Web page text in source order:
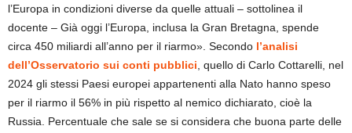
l’Europa in condizioni diverse da quelle attuali – sottolinea il
docente – Già oggi l’Europa, inclusa la Gran Bretagna, spende
circa 450 miliardi all’anno per il riarmo». Secondo l’analisi
dell’Osservatorio sui conti pubblici, quello di Carlo Cottarelli, nel
2024 gli stessi Paesi europei appartenenti alla Nato hanno speso
per il riarmo il 56% in più rispetto al nemico dichiarato, cioè la
Russia. Percentuale che sale se si considera che buona parte delle